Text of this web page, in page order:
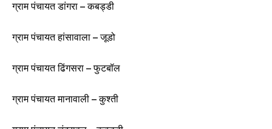
ग्राम पंचायत डांगरा – कबड्डी
ग्राम पंचायत हांसावाला – जूडो
ग्राम पंचायत ढिंगसरा – फुटबॉल
ग्राम पंचायत मानावाली – कुश्ती